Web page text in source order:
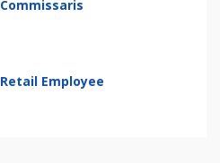
Commissaris
Retail Employee